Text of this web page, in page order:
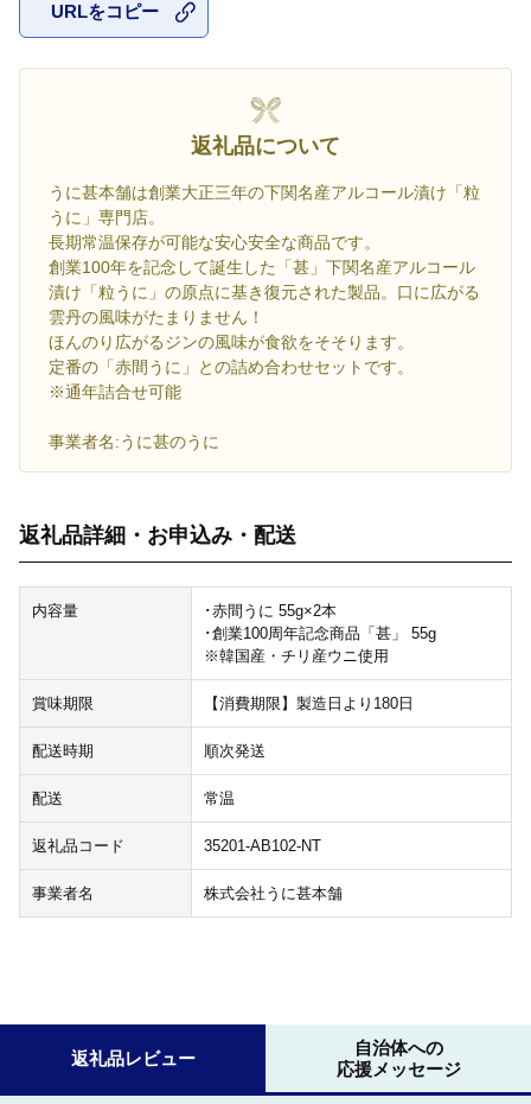
URLをコピー
返礼品について
うに甚本舗は創業大正三年の下関名産アルコール漬け「粒
うに」専門店。
長期常温保存が可能な安心安全な商品です。
創業100年を記念して誕生した「甚」下関名産アルコール
漬け「粒うに」の原点に基き復元された製品。口に広がる
雲丹の風味がたまりません！
ほんのり広がるジンの風味が食欲をそそります。
定番の「赤間うに」との詰め合わせセットです。
※通年詰合せ可能
事業者名:うに甚のうに
返礼品詳細・お申込み・配送
内容量
･赤間うに 55g×2本
･創業100周年記念商品「甚」 55g
※韓国産・チリ産ウニ使用
賞味期限 【消費期限】製造日より180日
配送時期 順次発送
配送 常温
返礼品コード 35201-AB102-NT
事業者名 株式会社うに甚本舗
返礼品レビュー
自治体への
応援メッセージ